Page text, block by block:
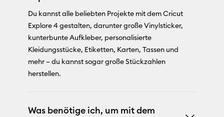
Du kannst alle beliebten Projekte mit dem Cricut
Explore 4 gestalten, darunter große Vinylsticker,
kunterbunte Aufkleber, personalisierte
Kleidungsstücke, Etiketten, Karten, Tassen und
mehr – du kannst sogar große Stückzahlen
herstellen.
Was benötige ich, um mit dem